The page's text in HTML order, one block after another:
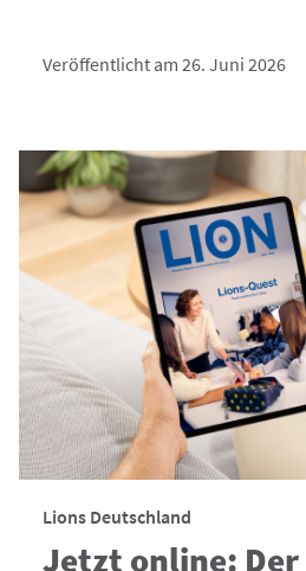
Veröffentlicht am 26. Juni 2026
Lions Deutschland
Jetzt online: Der